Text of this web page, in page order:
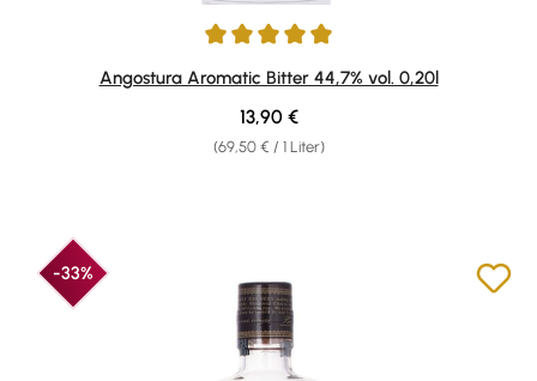
Durchschnittliche Bewertung von 4.94 von 5 Sternen
Angostura Aromatic Bitter 44,7% vol. 0,20l
(69,50 € / 1 Liter)
Regulärer Preis:
13,90 €
-33%